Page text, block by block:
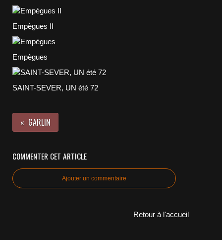
Empègues II
Empègues
SAINT-SEVER, UN été 72
GARLIN
COMMENTER CET ARTICLE
Ajouter un commentaire
Retour à l'accueil